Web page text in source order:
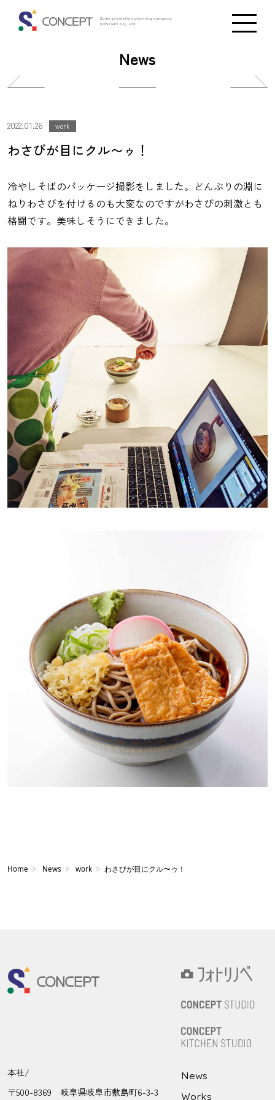
News
投
ナ
ビ
ゲ
シ
ョ
ン
シ
ョ
2022.01.26 work
わさびが目にクル〜ゥ！
冷やしそばのパッケージ撮影をしました。どんぶりの淵に
ねりわさびを付けるのも大変なのですがわさびの刺激とも
格闘です。美味しそうにできました。
Home News work わさびが目にクル〜ゥ！
本社/
〒500-8369 岐阜県岐阜市敷島町6-3-3
News
Works